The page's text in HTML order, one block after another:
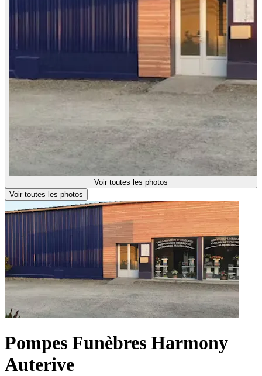
Voir toutes les photos
Voir toutes les photos
Pompes Funèbres Harmony
Auterive